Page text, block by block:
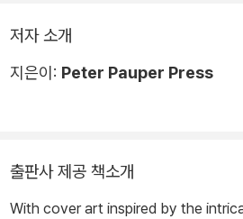
저자 소개
지은이: Peter Pauper Press
출판사 제공 책소개
With cover art inspired by the